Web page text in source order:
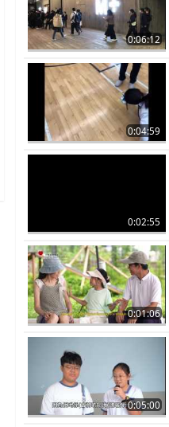
0:06:12
0:04:59
0:02:55
0:01:06
0:05:00